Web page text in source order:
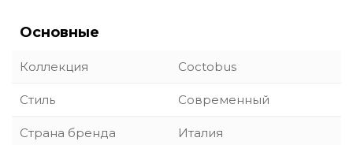
Основные
Коллекция Coctobus
Стиль Современный
Страна бренда Италия